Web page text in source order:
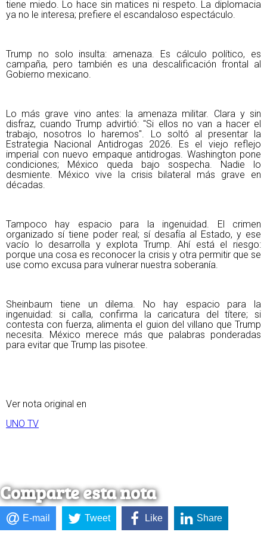
tiene miedo. Lo hace sin matices ni respeto. La diplomacia
ya no le interesa; prefiere el escandaloso espectáculo.
Trump no solo insulta: amenaza. Es cálculo político, es
campaña, pero también es una descalificación frontal al
Gobierno mexicano.
Lo más grave vino antes: la amenaza militar. Clara y sin
disfraz, cuando Trump advirtió: "Si ellos no van a hacer el
trabajo, nosotros lo haremos". Lo soltó al presentar la
Estrategia Nacional Antidrogas 2026. Es el viejo reflejo
imperial con nuevo empaque antidrogas. Washington pone
condiciones; México queda bajo sospecha. Nadie lo
desmiente. México vive la crisis bilateral más grave en
décadas.
Tampoco hay espacio para la ingenuidad. El crimen
organizado sí tiene poder real; sí desafía al Estado, y ese
vacío lo desarrolla y explota Trump. Ahí está el riesgo:
porque una cosa es reconocer la crisis y otra permitir que se
use como excusa para vulnerar nuestra soberanía.
Sheinbaum tiene un dilema. No hay espacio para la
ingenuidad: si calla, confirma la caricatura del títere; si
contesta con fuerza, alimenta el guion del villano que Trump
necesita. México merece más que palabras ponderadas
para evitar que Trump las pisotee.
Ver nota original en
UNO TV
Comparte esta nota
E-mail Tweet Like Share